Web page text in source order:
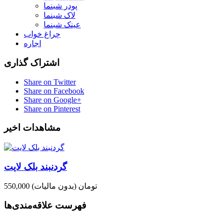
پودر شبنما
لاک شبنما
عینک شبنما
چراغ خواب
اجاره
اشتراک گذاری
Share on Twitter
Share on Facebook
Share on Google+
Share on Pinterest
مشاهدات اخیر
گردنبند بلک لایت
550,000 تومان (بدون مالیات)
فهرست علاقه‌مندی‌ها